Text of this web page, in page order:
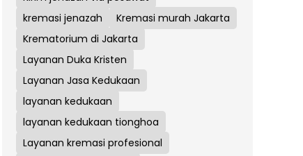
kremasi jenazah
Kremasi murah Jakarta
Krematorium di Jakarta
Layanan Duka Kristen
Layanan Jasa Kedukaan
layanan kedukaan
layanan kedukaan tionghoa
Layanan kremasi profesional